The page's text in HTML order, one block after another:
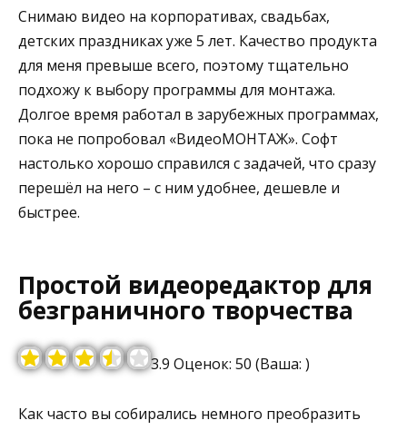
Снимаю видео на корпоративах, свадьбах,
детских праздниках уже 5 лет. Качество продукта
для меня превыше всего, поэтому тщательно
подхожу к выбору программы для монтажа.
Долгое время работал в зарубежных программах,
пока не попробовал «ВидеоМОНТАЖ». Софт
настолько хорошо справился с задачей, что сразу
перешёл на него – с ним удобнее, дешевле и
быстрее.
Простой видеоредактор для
безграничного творчества
3.9 Оценок: 50 (Ваша: )
Как часто вы собирались немного преобразить